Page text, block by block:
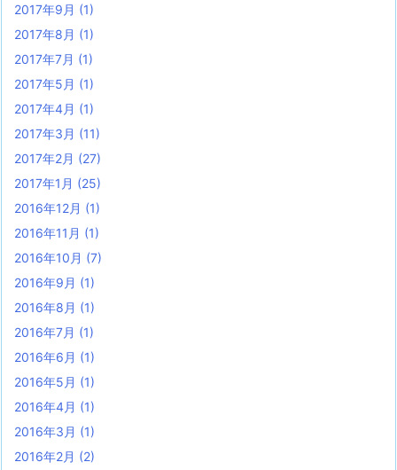
2017年9月 (1)
2017年8月 (1)
2017年7月 (1)
2017年5月 (1)
2017年4月 (1)
2017年3月 (11)
2017年2月 (27)
2017年1月 (25)
2016年12月 (1)
2016年11月 (1)
2016年10月 (7)
2016年9月 (1)
2016年8月 (1)
2016年7月 (1)
2016年6月 (1)
2016年5月 (1)
2016年4月 (1)
2016年3月 (1)
2016年2月 (2)